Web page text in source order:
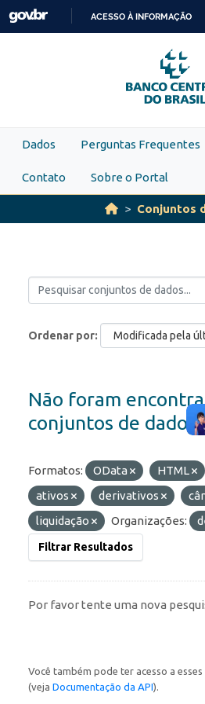
Skip to main content
PARA
O
ACESSO À INFORMAÇÃO
Dados Perguntas Frequentes
Contato Sobre o Portal
Conjuntos
Ordenar por
Não foram
conjuntos de dados
Formatos: OData HTML
ativos
derivativos
liquidação
Organizações:
Filtrar Resultados
Por favor tente uma nova
Você também pode ter acesso a
(veja Documentação da API).